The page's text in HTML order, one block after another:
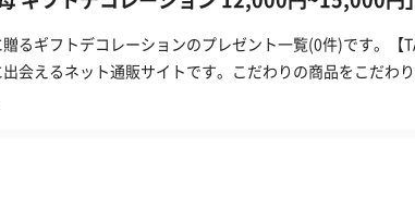
るギフトデコレーションのプレゼント一覧(0件)です。【
出会えるネット通販サイトです。こだわりの商品をこだわ